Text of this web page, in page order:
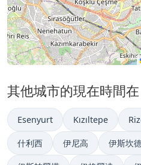
其他城市的現在時間
Esenyurt Kızıltepe
什利西 伊尼高 伊斯坎